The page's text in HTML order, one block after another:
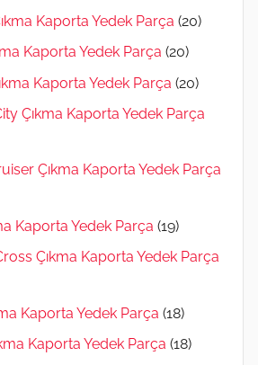
Kaporta Yedek Parça (20)
Kaporta Yedek Parça (20)
Kaporta Yedek Parça (20)
Çıkma Kaporta Yedek Parça
Çıkma Kaporta Yedek Parça
Kaporta Yedek Parça (19)
Çıkma Kaporta Yedek Parça
Kaporta Yedek Parça (18)
Kaporta Yedek Parça (18)